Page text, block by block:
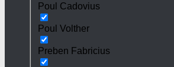
Poul Cadovius
Poul Volther
Preben Fabricius